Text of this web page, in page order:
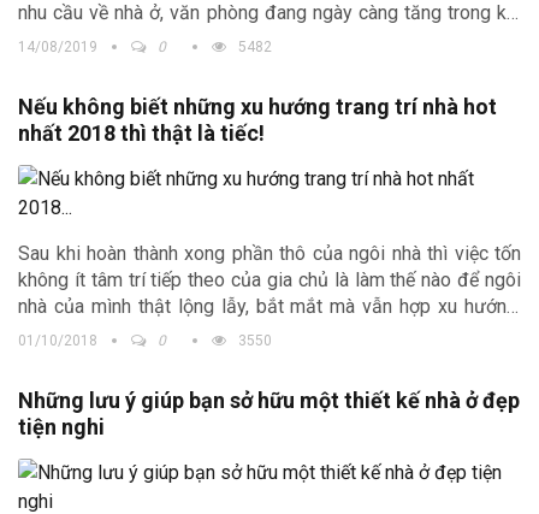
nhu cầu về nhà ở, văn phòng đang ngày càng tăng trong khi
quỹ đất chia đầu người ngày một giảm, nhất là tại các thành
điểm gì? Cùng tìm hiểu những thông tin thú vị do Trịnh Gia
tổng hợp sau đây nhé.
14/08/2019 0 5482
Nếu không biết những xu hướng trang trí nhà hot
nhất 2018 thì thật là tiếc!
Sau khi hoàn thành xong phần thô của ngôi nhà thì việc tốn
không ít tâm trí tiếp theo của gia chủ là làm thế nào để ngôi
nhà của mình thật lộng lẫy, bắt mắt mà vẫn hợp xu hướng.
Như một lời gợi ý giúp bạn giải quyết vấn đề này, đừng bỏ
chúng tôi chia sẻ dưới đây nhé.
01/10/2018 0 3550
Những lưu ý giúp bạn sở hữu một thiết kế nhà ở đẹp
tiện nghi